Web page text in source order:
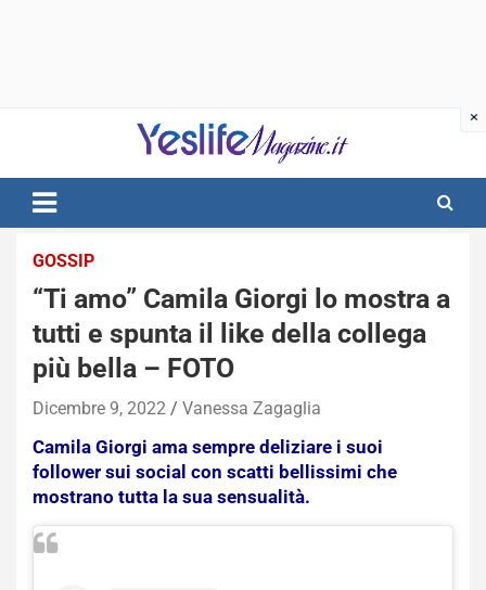
notizie di intrattenimento
GOSSIP
“Ti amo” Camila Giorgi lo mostra a
tutti e spunta il like della collega
più bella – FOTO
Dicembre 9, 2022 Vanessa Zagaglia
Camila Giorgi ama sempre deliziare i suoi
follower sui social con scatti bellissimi che
mostrano tutta la sua sensualità.